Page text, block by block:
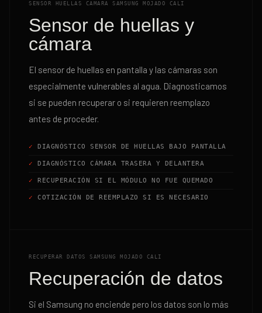
SENSOR HUELLAS CAMARA SAMSUNG MOJADO CALI
Sensor de huellas y
cámara
El sensor de huellas en pantalla y las cámaras son
especialmente vulnerables al agua. Diagnosticamos
si se pueden recuperar o si requieren reemplazo
antes de proceder.
DIAGNÓSTICO SENSOR DE HUELLAS BAJO PANTALLA
DIAGNÓSTICO CÁMARA TRASERA Y DELANTERA
RECUPERACIÓN SI EL MÓDULO NO FUE QUEMADO
COTIZACIÓN DE REEMPLAZO SI ES NECESARIO
RECUPERAR DATOS SAMSUNG MOJADO CALI
Recuperación de datos
Si el Samsung no enciende pero los datos son lo más